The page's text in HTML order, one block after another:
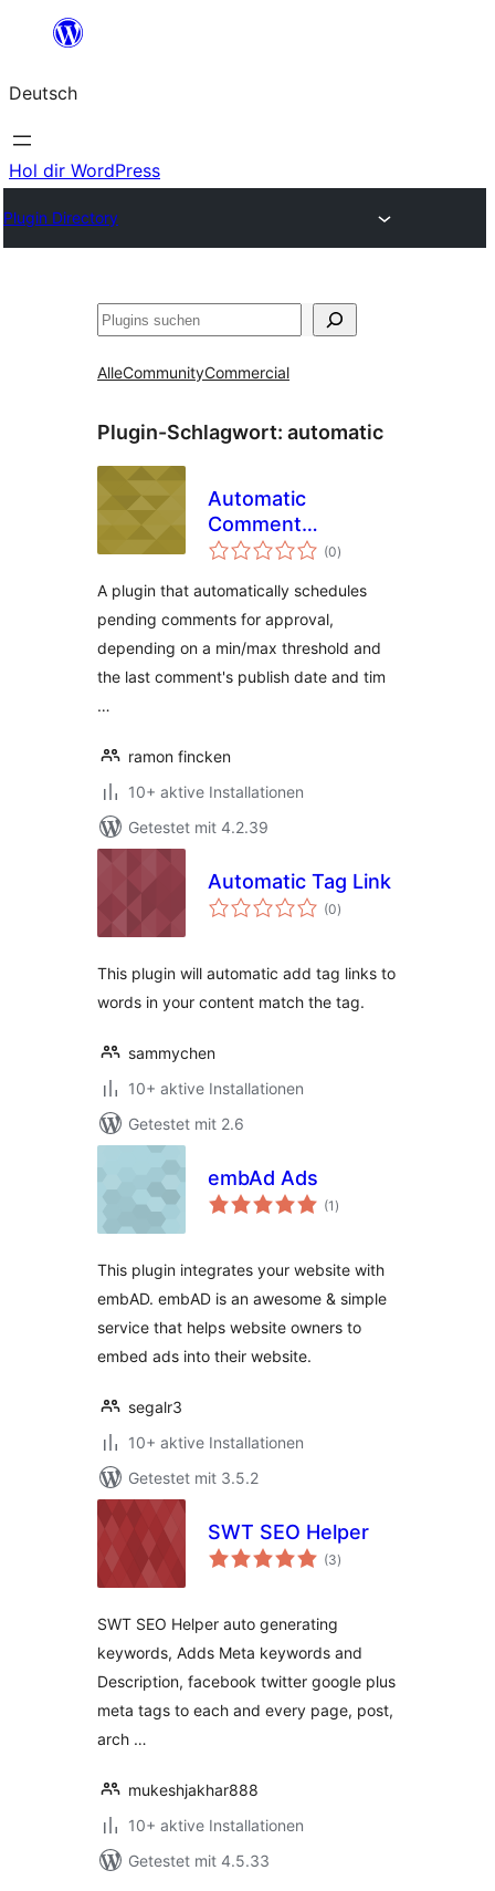
springen
Deutsch
Hol dir WordPress
Plugin Directory
Suchen
AlleCommunityCommercial
Plugin-Schlagwort: automatic
Automatic
Comment
Scheduler
(0Bewertungen
insgesamt
)
A plugin that automatically schedules
pending comments for approval,
depending on a min/max threshold and
the last comment's publish date and tim
…
ramon fincken
10+ aktive Installationen
Getestet mit 4.2.39
Automatic Tag Link
(0Bewertungen
insgesamt
)
This plugin will automatic add tag links to
words in your content match the tag.
sammychen
10+ aktive Installationen
Getestet mit 2.6
embAd Ads
(1 Bewertungen
insgesamt
)
This plugin integrates your website with
embAD. embAD is an awesome & simple
service that helps website owners to
embed ads into their website.
segalr3
10+ aktive Installationen
Getestet mit 3.5.2
SWT SEO Helper
(3Bewertungen
insgesamt
)
SWT SEO Helper auto generating
keywords, Adds Meta keywords and
Description, facebook twitter google plus
meta tags to each and every page, post,
arch …
mukeshjakhar888
10+ aktive Installationen
Getestet mit 4.5.33